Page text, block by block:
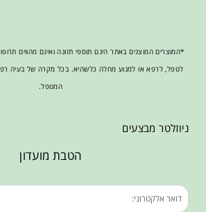
*המוצרים המוצגים באתר הינם תוספי תזונה ואינם מהווים
לטפל, לרפא או למנוע מחלה כלשהיא. בכל מקרה של בעיה
המטפל.
ניוזלטר מבצעים
הטבת מועדון